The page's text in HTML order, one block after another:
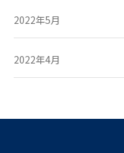
2022年5月
2022年4月